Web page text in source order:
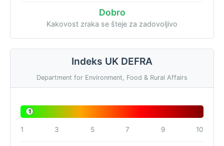
Dobro
Kakovost zraka se šteje za zadovoljivo
Indeks UK DEFRA
Department for Environment, Food & Rural Affairs
1
1 3 5 7 9 10